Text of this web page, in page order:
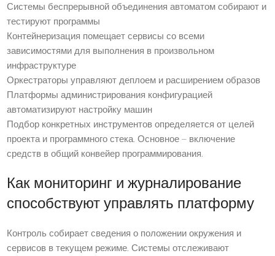
Системы беспрерывной объединения автоматом собирают и
тестируют программы
Контейнеризация помещает сервисы со всеми
зависимостями для выполнения в произвольном
инфраструктуре
Оркестраторы управляют деплоем и расширением образов
Платформы администрирования конфигурацией
автоматизируют настройку машин
Подбор конкретных инструментов определяется от целей
проекта и программного стека. Основное – включение
средств в общий конвейер программирования.
Как мониторинг и журналирование
способствуют управлять платформу
Контроль собирает сведения о положении окружения и
сервисов в текущем режиме. Системы отслеживают